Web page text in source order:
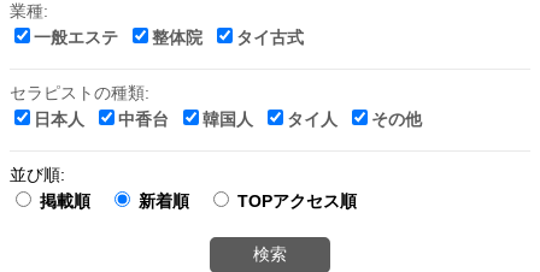
業種:
一般エステ
整体院 タイ古式
セラピストの種類:
日本人
中香台 韓国人 タイ人 その他
並び順:
掲載順
新着順 TOPアクセス順
検索